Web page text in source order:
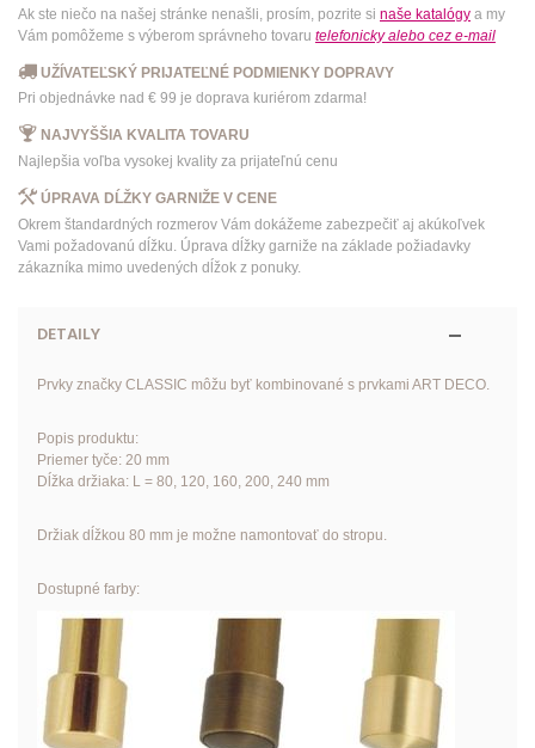
Ak ste niečo na našej stránke nenašli, prosím, pozrite si naše katalógy a my
Vám pomôžeme s výberom správneho tovaru telefonicky alebo cez e-mail
UŽÍVATEĽSKÝ PRIJATEĽNÉ PODMIENKY DOPRAVY
Pri objednávke nad € 99 je doprava kuriérom zdarma!
NAJVYŠŠIA KVALITA TOVARU
Najlepšia voľba vysokej kvality za prijateľnú cenu
ÚPRAVA DĹŽKY GARNIŽE V CENE
Okrem štandardných rozmerov Vám dokážeme zabezpečiť aj akúkoľvek
Vami požadovanú dĺžku. Úprava dĺžky garniže na základe požiadavky
zákazníka mimo uvedených dĺžok z ponuky.
DETAILY
Prvky značky CLASSIC môžu byť kombinované s prvkami ART DECO.
Popis produktu:
Priemer tyče: 20 mm
Dĺžka držiaka: L = 80, 120, 160, 200, 240 mm
Držiak dĺžkou 80 mm je možne namontovať do stropu.
Dostupné farby: